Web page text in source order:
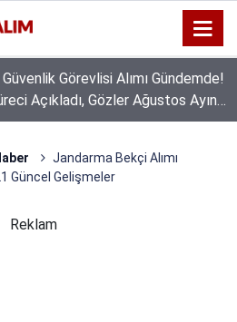
Görevlisi Alımı Gündemde!
Açıkladı, Gözler Ağustos Ayına
Jandarma Bekçi Alımı
Güncel Gelişmeler
Reklam